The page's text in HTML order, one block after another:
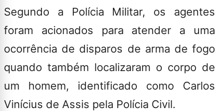
Segundo a Polícia Militar, os agentes
foram acionados para atender a uma
ocorrência de disparos de arma de fogo
quando também localizaram o corpo de
um homem, identificado como Carlos
Vinícius de Assis pela Polícia Civil.